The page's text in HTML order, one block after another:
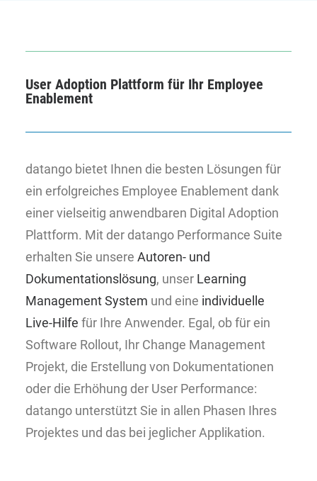
User Adoption Plattform für Ihr Employee
Enablement
datango bietet Ihnen die besten Lösungen für
ein erfolgreiches Employee Enablement dank
einer vielseitig anwendbaren Digital Adoption
Plattform. Mit der datango Performance Suite
erhalten Sie unsere Autoren- und
Dokumentationslösung, unser Learning
Management System und eine individuelle
Live-Hilfe für Ihre Anwender. Egal, ob für ein
Software Rollout, Ihr Change Management
Projekt, die Erstellung von Dokumentationen
oder die Erhöhung der User Performance:
datango unterstützt Sie in allen Phasen Ihres
Projektes und das bei jeglicher Applikation.